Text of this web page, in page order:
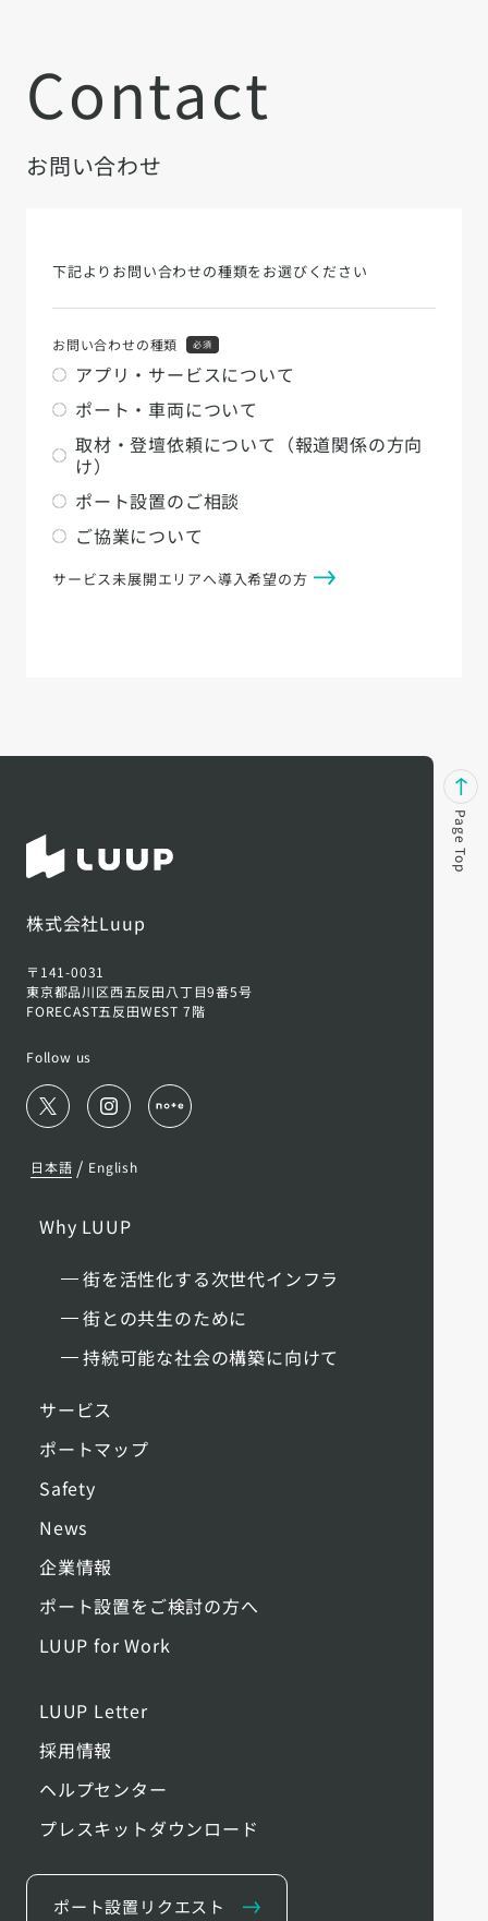
Contact
お問い合わせ
下記よりお問い合わせの種類をお選びください
お問い合わせの種類 必須
アプリ・サービスについて
ポート・車両について
取材・登壇依頼について（報道関係の方向
け）
ポート設置のご相談
ご協業について
サービス未展開エリアへ導入希望の方
株式会社Luup
〒141-0031
東京都品川区西五反田八丁目9番5号
FORECAST五反田WEST 7階
Follow us
日本語 / English
Why LUUP
街を活性化する次世代インフラ
街との共生のために
持続可能な社会の構築に向けて
サービス
ポートマップ
Safety
News
企業情報
ポート設置をご検討の方へ
LUUP for Work
LUUP Letter
採用情報
ヘルプセンター
プレスキットダウンロード
ポート設置リクエスト
Page Top